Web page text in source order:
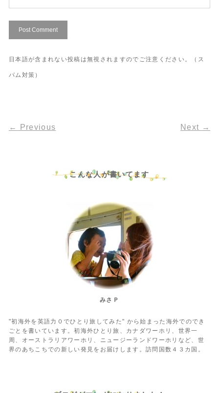
日本語が含まれない投稿は無視されますのでご注意ください。（ス
パム対策）
← Previous Next →
こんな人が書いてます
みさＰ
"初海外を英語力０でひとり旅してみた" から始まった海外でのでき
ごとを書いています。初海外ひとり旅、カナダワーホリ、世界一
周、オーストラリアワーホリ、ニュージーランドワーホリなど、世
界のあちこちでの新しい発見をお届けします。訪問国数４３カ国。